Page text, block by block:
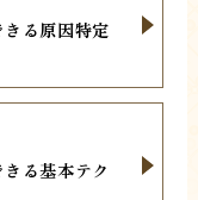
る原因特定
る基本テク